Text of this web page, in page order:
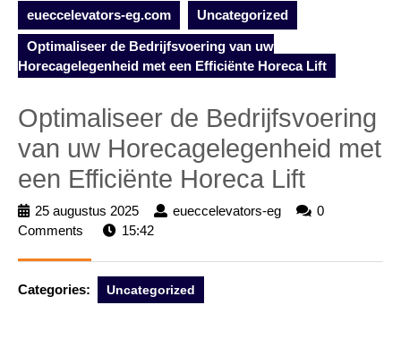
eueccelevators-eg.com Uncategorized
Optimaliseer de Bedrijfsvoering van uw
Horecagelegenheid met een Efficiënte Horeca Lift
Optimaliseer de Bedrijfsvoering
van uw Horecagelegenheid met
een Efficiënte Horeca Lift
25 augustus 2025
25
augustus
eueccelevators-eg
eueccelevators-
0
Comments
15:42
Categories: Uncategorized